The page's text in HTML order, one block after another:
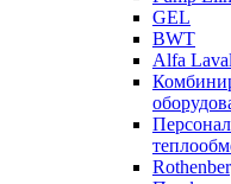
GEL
BWT
Alfa